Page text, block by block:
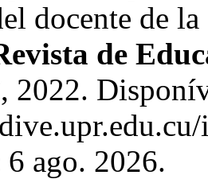
docente de
de
2022.
6 ago. 2026.